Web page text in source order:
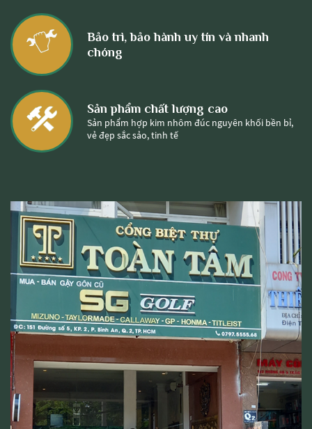
Bảo trì, bảo hành uy tín và nhanh
chóng
Sản phẩm chất lượng cao
Sản phẩm hợp kim nhôm đúc nguyên khối bền bỉ,
vẻ đẹp sắc sảo, tinh tế